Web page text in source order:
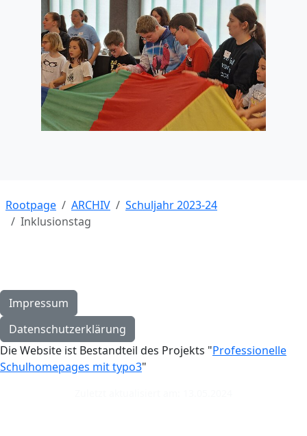
Rootpage ARCHIV
Schuljahr 2023-24
Inklusionstag
Impressum
Datenschutzerklärung
Die Website ist Bestandteil des Projekts "Professionelle
Schulhomepages mit typo3"